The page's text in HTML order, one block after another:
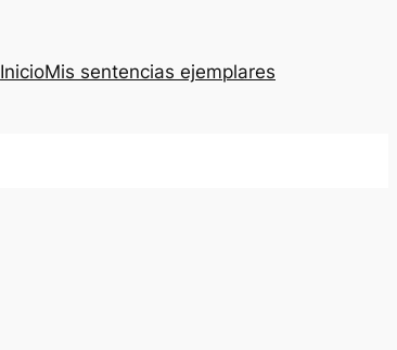
InicioMis sentencias ejemplares